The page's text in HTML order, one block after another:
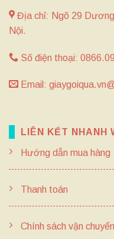
Địa chỉ: Ngõ 29
Nội.
Số điện thoại:
Email:
LIÊN KẾT NHANH
Hướng dẫn mua hàng
Thanh toán
Chính sách vận chuyển